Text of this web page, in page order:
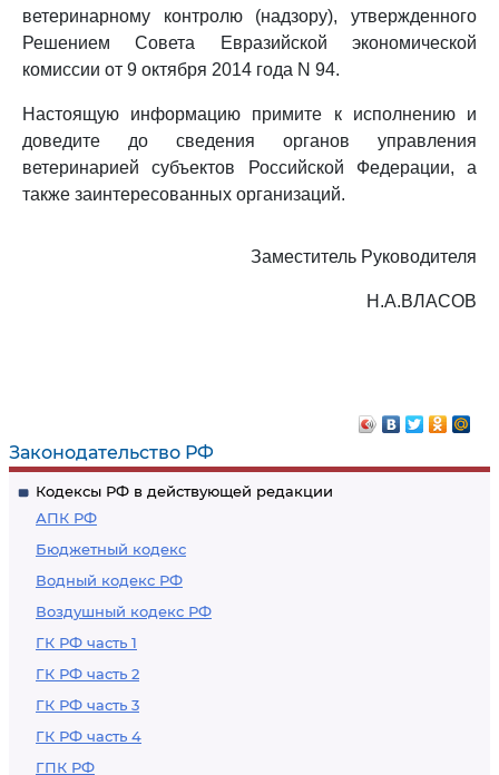
Законодательство РФ
Кодексы РФ в действующей редакции
АПК РФ
Бюджетный кодекс
Водный кодекс РФ
Воздушный кодекс РФ
ГК РФ часть 1
ГК РФ часть 2
ГК РФ часть 3
ГК РФ часть 4
ГПК РФ
ветеринарному контролю (надзору), утвержденного
Решением Совета Евразийской экономической
комиссии от 9 октября 2014 года N 94.
Настоящую информацию примите к исполнению и
доведите до сведения органов управления
ветеринарией субъектов Российской Федерации, а
также заинтересованных организаций.
Заместитель Руководителя
Н.А.ВЛАСОВ